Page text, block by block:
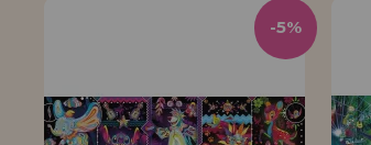
-5%